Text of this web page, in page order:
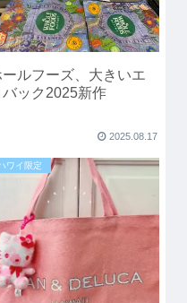
ールフーズ、大きいエ
バック2025新作
2025.08.17
ワイ限定